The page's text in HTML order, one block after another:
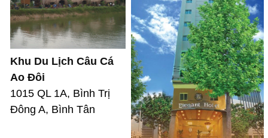
Khu Du Lịch Câu Cá
Ao Đôi
1015 QL 1A, Bình Trị
Đông A, Bình Tân